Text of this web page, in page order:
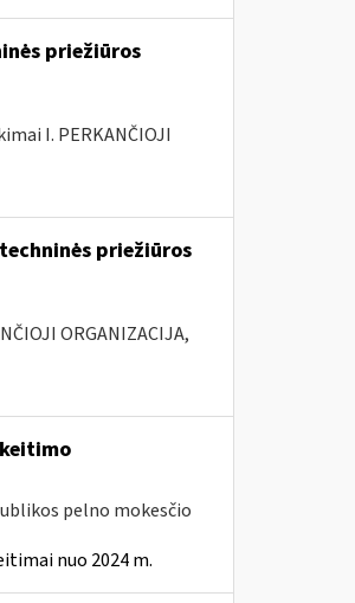
priežiūros
I. PERKANČIOJI
priežiūros
ORGANIZACIJA,
pelno mokesčio
nuo 2024 m.